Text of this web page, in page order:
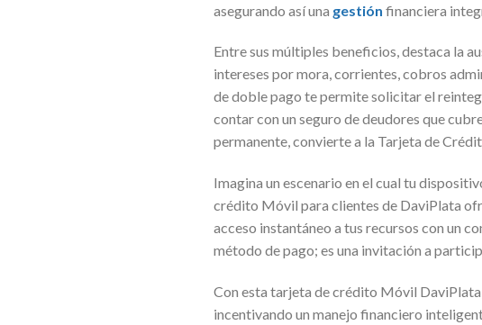
asegurando así una gestión financiera
Entre sus múltiples beneficios, destaca la
intereses por mora, corrientes, cobros
de doble pago te permite solicitar el
contar con un seguro de deudores que
permanente, convierte a la Tarjeta de
Imagina un escenario en el cual tu
crédito Móvil para clientes de DaviPlata
acceso instantáneo a tus recursos con un
método de pago; es una invitación a
Con esta tarjeta de crédito Móvil
incentivando un manejo financiero